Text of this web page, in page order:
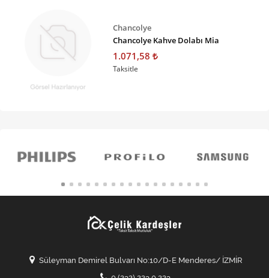
Chancolye
Chancolye Kahve Dolabı Mia
1.071,58
Taksitle
Süleyman Demirel Bulvarı No:10/D-E Menderes/ İZMİR